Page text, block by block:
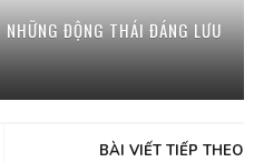
ĐỘNG THÁI ĐÁNG LƯU
BÀI VIẾT TIẾP THEO